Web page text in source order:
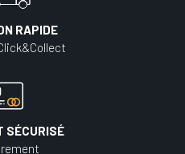
RAPIDE
SÉCURISÉ